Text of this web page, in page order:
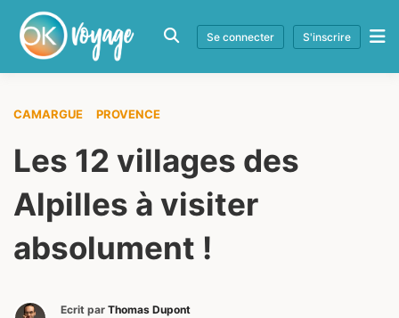
Se connecter S'inscrire
CAMARGUE PROVENCE
Les 12 villages des
Alpilles à visiter
absolument !
Ecrit par Thomas Dupont